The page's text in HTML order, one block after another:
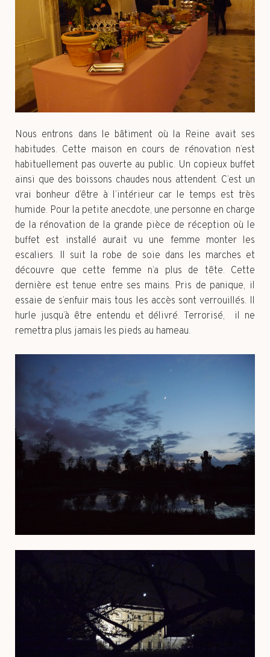
Nous entrons dans le bâtiment où la Reine avait ses
habitudes. Cette maison en cours de rénovation n’est
habituellement pas ouverte au public. Un copieux buffet
ainsi que des boissons chaudes nous attendent. C’est un
vrai bonheur d’être à l’intérieur car le temps est très
humide. Pour la petite anecdote, une personne en charge
de la rénovation de la grande pièce de réception où le
buffet est installé aurait vu une femme monter les
escaliers. Il suit la robe de soie dans les marches et
découvre que cette femme n’a plus de tête. Cette
dernière est tenue entre ses mains. Pris de panique, il
essaie de s’enfuir mais tous les accès sont verrouillés. Il
hurle jusqu’à être entendu et délivré. Terrorisé, il ne
remettra plus jamais les pieds au hameau.